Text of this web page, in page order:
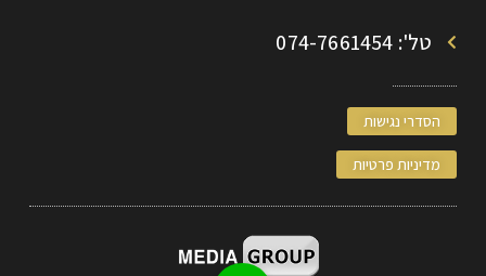
טל': 074-7661454
הסדרי נגישות
מדיניות פרטיות